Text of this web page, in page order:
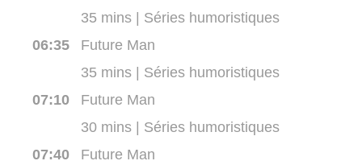
35 mins | Séries humoristiques
06:35Future Man
35 mins | Séries humoristiques
07:10Future Man
30 mins | Séries humoristiques
07:40Future Man